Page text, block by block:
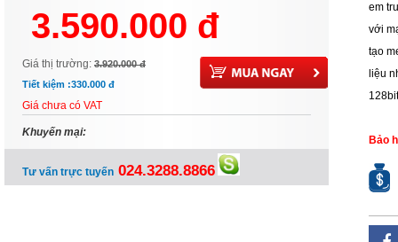
3.590.000 đ
Giá thị trường: 3.920.000 đ
Tiết kiệm :330.000 đ
Giá chưa có VAT
Khuyến mại:
Tư vấn trực tuyến 024.3288.8866
em
với
tạo
liệu
Bảo